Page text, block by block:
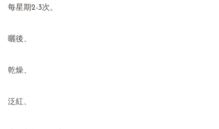
每星期2-3次。
曬後、
乾燥、
泛紅、